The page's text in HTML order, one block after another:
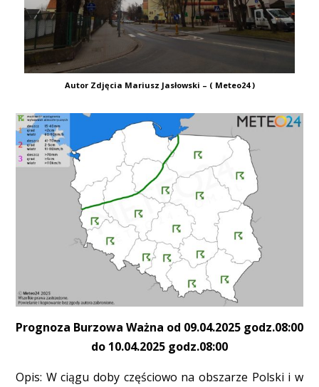
Autor Zdjęcia Mariusz Jasłowski – ( Meteo24 )
Prognoza Burzowa Ważna od 09.04.2025 godz.08:00
do 10.04.2025 godz.08:00
Opis: W ciągu doby częściowo na obszarze Polski i w